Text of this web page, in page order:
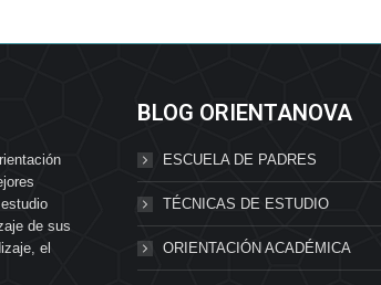
de sus
el
BLOG ORIENTANOVA
ESCUELA DE PADRES
TÉCNICAS DE ESTUDIO
ORIENTACIÓN ACADÉMICA